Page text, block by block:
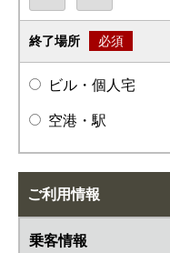
終了場所 必須
ビル・個人宅
空港・駅
ご利用情報
乗客情報